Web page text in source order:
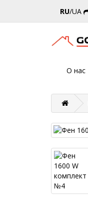
RU/UA
О нас